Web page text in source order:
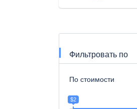
Фильтровать по
По стоимости
$2